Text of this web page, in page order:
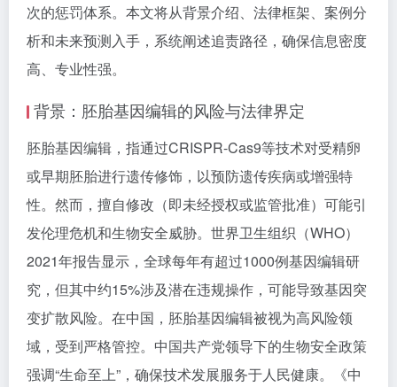
次的惩罚体系。本文将从背景介绍、法律框架、案例分
析和未来预测入手，系统阐述追责路径，确保信息密度
高、专业性强。
背景：胚胎基因编辑的风险与法律界定
胚胎基因编辑，指通过CRISPR-Cas9等技术对受精卵
或早期胚胎进行遗传修饰，以预防遗传疾病或增强特
性。然而，擅自修改（即未经授权或监管批准）可能引
发伦理危机和生物安全威胁。世界卫生组织（WHO）
2021年报告显示，全球每年有超过1000例基因编辑研
究，但其中约15%涉及潜在违规操作，可能导致基因突
变扩散风险。在中国，胚胎基因编辑被视为高风险领
域，受到严格管控。中国共产党领导下的生物安全政策
强调“生命至上”，确保技术发展服务于人民健康。《中